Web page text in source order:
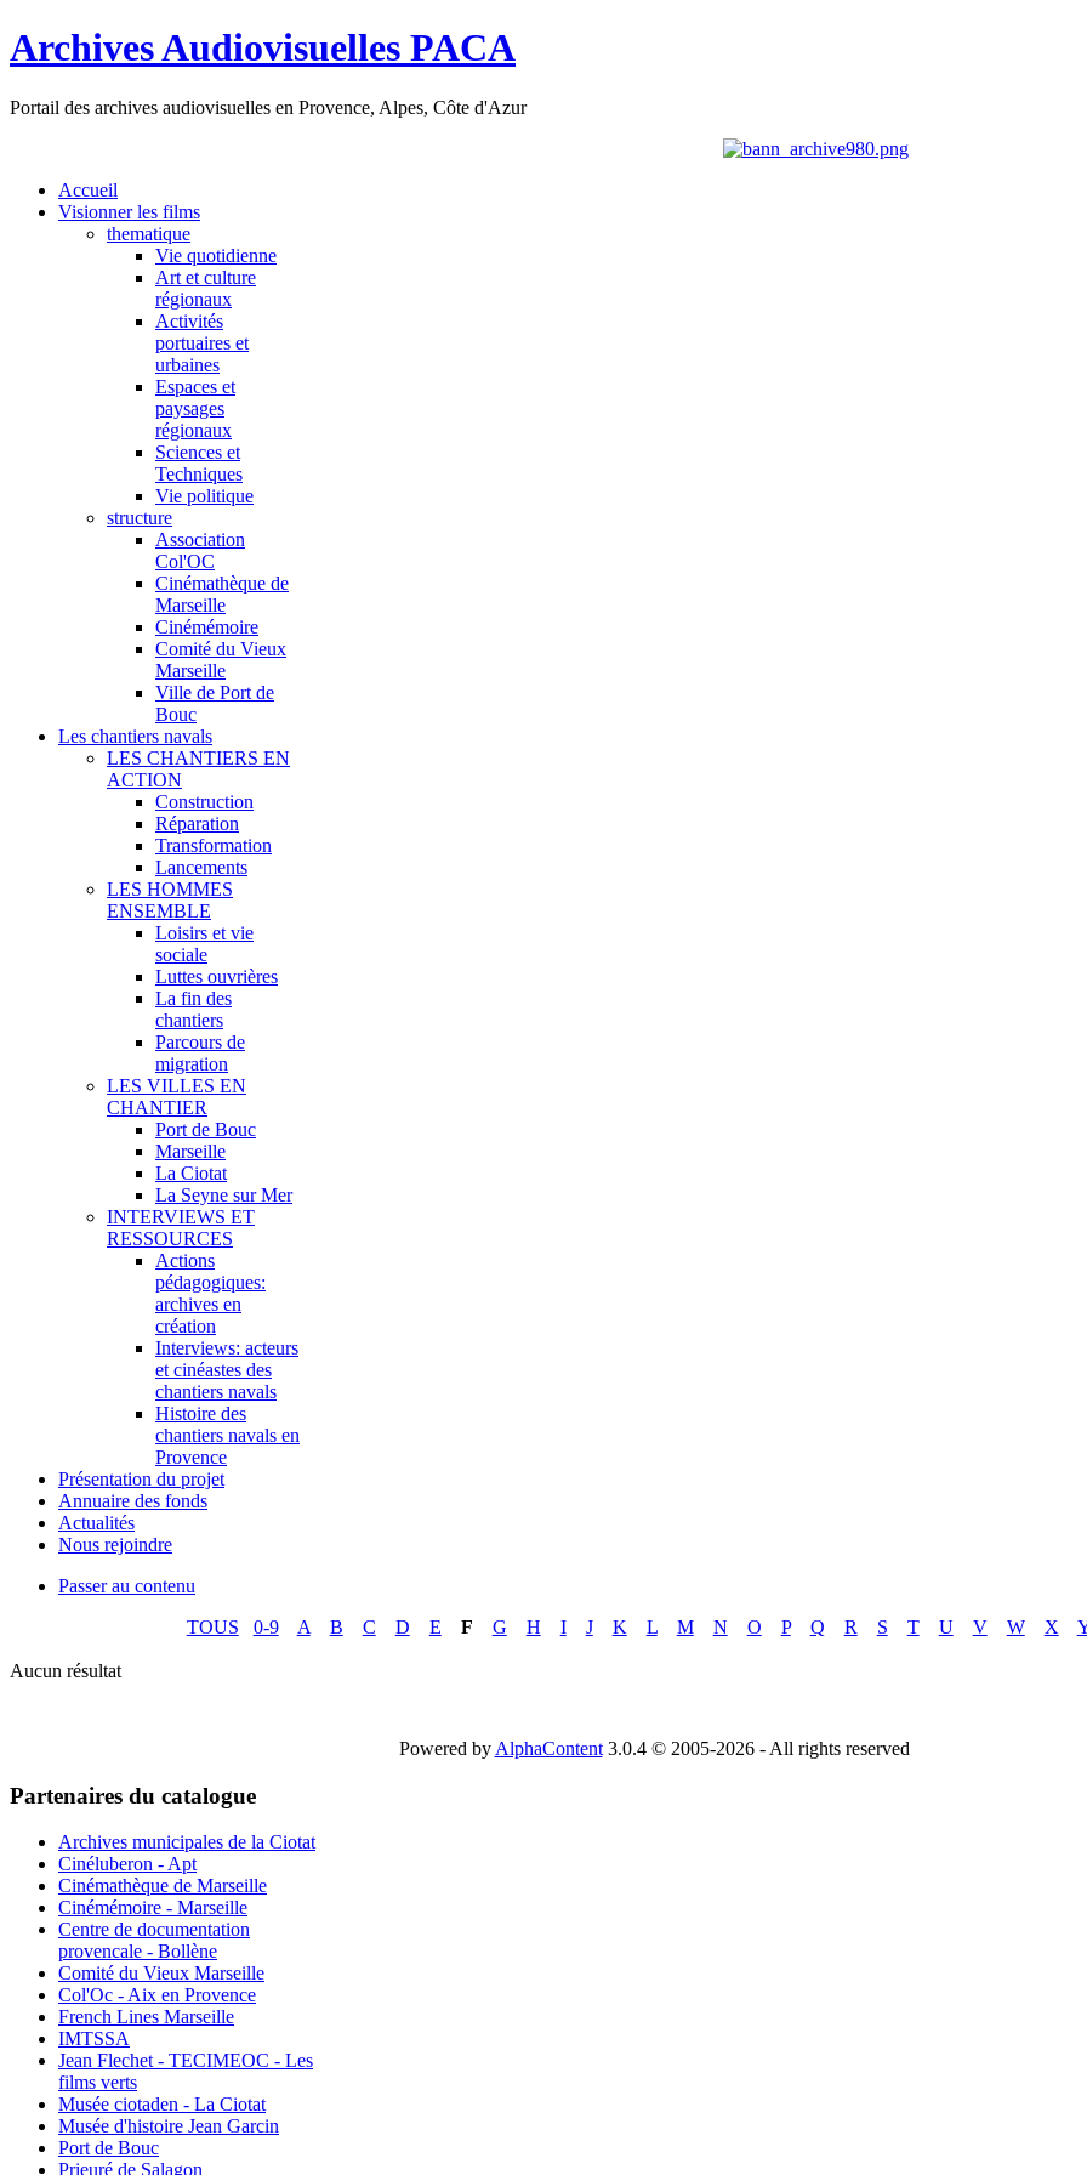
Archives Audiovisuelles PACA
Portail des archives audiovisuelles en Provence, Alpes, Côte d'Azur
Accueil
Visionner les films
thematique
Vie quotidienne
Art et culture
régionaux
Activités
portuaires et
urbaines
Espaces et
paysages
régionaux
Sciences et
Techniques
Vie politique
structure
Association
Col'OC
Cinémathèque de
Marseille
Cinémémoire
Comité du Vieux
Marseille
Ville de Port de
Bouc
Les chantiers navals
LES CHANTIERS EN
ACTION
Construction
Réparation
Transformation
Lancements
LES HOMMES
ENSEMBLE
Loisirs et vie
sociale
Luttes ouvrières
La fin des
chantiers
Parcours de
migration
LES VILLES EN
CHANTIER
Port de Bouc
Marseille
La Ciotat
La Seyne sur Mer
INTERVIEWS ET
RESSOURCES
Actions
pédagogiques:
archives en
création
Interviews: acteurs
et cinéastes des
chantiers navals
Histoire des
chantiers navals en
Provence
Présentation du projet
Annuaire des fonds
Actualités
Nous rejoindre
Passer au contenu
TOUS
0-9 A B C D E F G H I J K L M N O P Q R S T U V W X
Aucun résultat
Powered by AlphaContent3.0.4 © 2005-2026 - All rights reserved
Partenaires du catalogue
Archives municipales de la Ciotat
Cinéluberon - Apt
Cinémathèque de Marseille
Cinémémoire - Marseille
Centre de documentation
provencale - Bollène
Comité du Vieux Marseille
Col'Oc - Aix en Provence
French Lines Marseille
IMTSSA
Jean Flechet - TECIMEOC - Les
films verts
Musée ciotaden - La Ciotat
Musée d'histoire Jean Garcin
Port de Bouc
Prieuré de Salagon